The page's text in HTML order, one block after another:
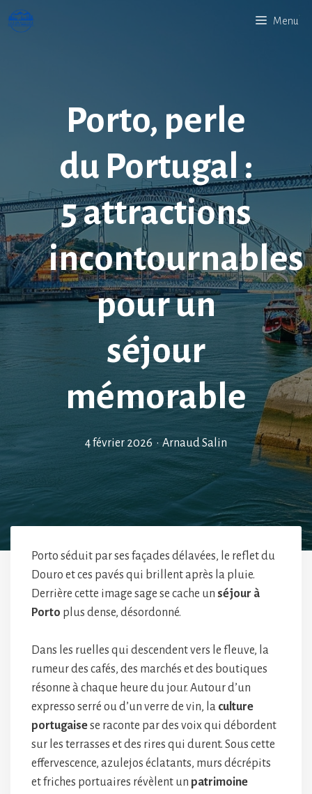
Aller
au
Menu
Porto, perle
du Portugal :
5 attractions
incontournables
pour un
séjour
mémorable
4 février 2026 • Arnaud Salin
Porto séduit par ses façades délavées, le reflet du
Douro et ces pavés qui brillent après la pluie.
Derrière cette image sage se cache un séjour à
Porto plus dense, désordonné.
Dans les ruelles qui descendent vers le fleuve, la
rumeur des cafés, des marchés et des boutiques
résonne à chaque heure du jour. Autour d’un
expresso serré ou d’un verre de vin, la culture
portugaisese raconte par des voix qui débordent
sur les terrasses et des rires qui durent. Sous cette
effervescence, azulejos éclatants, murs décrépits
et friches portuaires révèlent un patrimoine